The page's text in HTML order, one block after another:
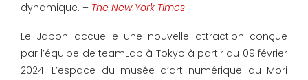
dynamique. – The New York Times
Le Japon accueille une nouvelle attraction conçue
par l’équipe de teamLab à Tokyo à partir du 09 février
2024. L’espace du musée d’art numérique du Mori